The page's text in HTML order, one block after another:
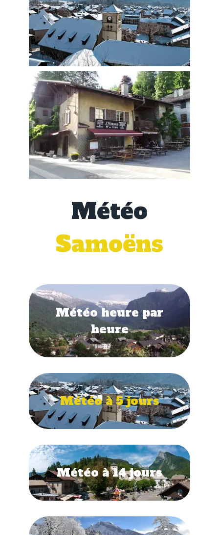
Météo
Samoëns
Météo heure par
heure
Météo à 5 jours
Météo à 14 jours